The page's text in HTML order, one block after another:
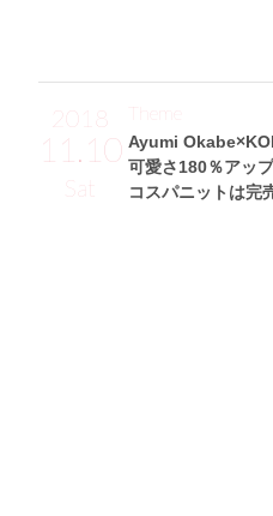
2018
11.10
Sat
Ayumi
可愛さ180％アッ
コスパニットは
Theme